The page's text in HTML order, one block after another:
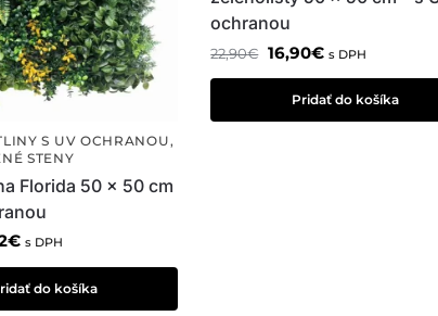
S UV OCHRANOU,
STENY
Florida 50 x 50 cm
€ s DPH
do košíka
ochranou
22,90€ 16,90€ s DPH
Pridať do košíka